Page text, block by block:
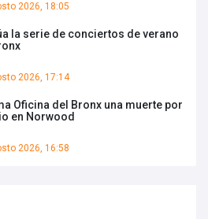
2026, 18:05
la serie de conciertos de verano
2026, 17:14
Oficina del Bronx una muerte por
en Norwood
2026, 16:58